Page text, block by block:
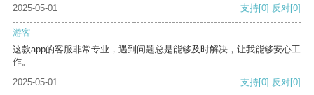
2025-05-01 支持[0] 反对[0]
游客
这款app的客服非常专业，遇到问题总是能够及时解决，让我能够安心工
作。
2025-05-01
支持[0] 反对[0]